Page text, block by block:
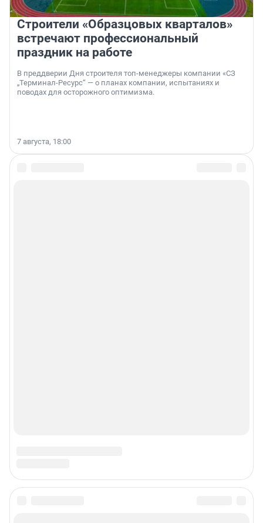
Строители «Образцовых кварталов»
встречают профессиональный
праздник на работе
В преддверии Дня строителя топ-менеджеры компании «СЗ
„Терминал-Ресурс“ — о планах компании, испытаниях и
поводах для осторожного оптимизма.
7 августа, 18:00